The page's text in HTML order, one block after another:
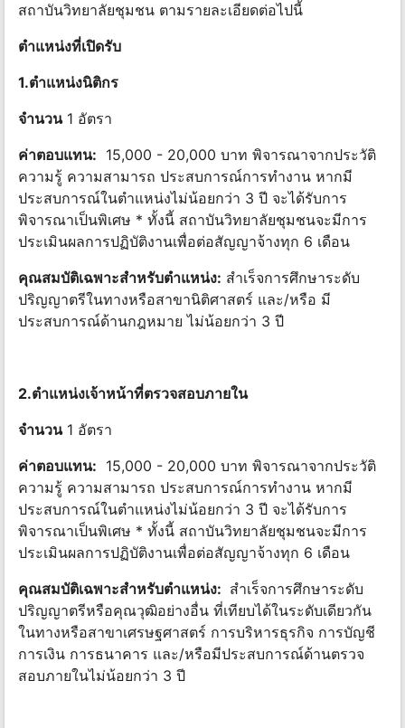
สถาบันวิทยาลัยชุมชน ตามรายละเอียดต่อไปนี้
ตำแหน่งที่เปิดรับ
1.ตำแหน่งนิติกร
จำนวน1 อัตรา
ค่าตอบแทน: 15,000 - 20,000 บาท พิจารณาจากประวัติ
ความรู้ ความสามารถ ประสบการณ์การทํางาน หากมี
ประสบการณ์ในตําแหน่งไม่น้อยกว่า 3 ปี จะได้รับการ
พิจารณาเป็นพิเศษ * ทั้งนี้ สถาบันวิทยาลัยชุมชนจะมีการ
ประเมินผลการปฏิบัติงานเพื่อต่อสัญญาจ้างทุก 6 เดือน
คุณสมบัติเฉพาะสําหรับตําแหน่ง: สําเร็จการศึกษาระดับ
ปริญญาตรีในทางหรือสาขานิติศาสตร์ และ/หรือ มี
ประสบการณ์ด้านกฎหมาย ไม่น้อยกว่า 3 ปี
2.ตำแหน่งเจ้าหน้าที่ตรวจสอบภายใน
จำนวน1 อัตรา
ค่าตอบแทน: 15,000 - 20,000 บาท พิจารณาจากประวัติ
ความรู้ ความสามารถ ประสบการณ์การทํางาน หากมี
ประสบการณ์ในตําแหน่งไม่น้อยกว่า 3 ปี จะได้รับการ
พิจารณาเป็นพิเศษ * ทั้งนี้ สถาบันวิทยาลัยชุมชนจะมีการ
ประเมินผลการปฏิบัติงานเพื่อต่อสัญญาจ้างทุก 6 เดือน
คุณสมบัติเฉพาะสําหรับตําแหน่ง: สําเร็จการศึกษาระดับ
ปริญญาตรีหรือคุณวุฒิอย่างอื่น ที่เทียบได้ในระดับเดียวกัน
ในทางหรือสาขาเศรษฐศาสตร์ การบริหารธุรกิจ การบัญชี
การเงิน การธนาคาร และ/หรือมีประสบการณ์ด้านตรวจ
สอบภายในไม่น้อยกว่า 3 ปี